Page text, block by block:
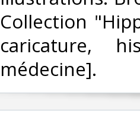
Collection
caricature,
médecine].‎